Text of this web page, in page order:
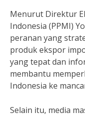
Menurut Direktur
Indonesia (PPMI)
peranan yang
produk ekspor
yang tepat dan
membantu
Indonesia ke
Selain itu, media